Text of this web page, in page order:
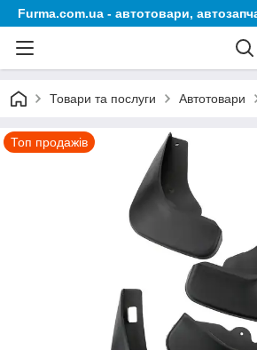
Furma.com.ua - автотовари,
Товари та послуги Автотовари
Топ продажів